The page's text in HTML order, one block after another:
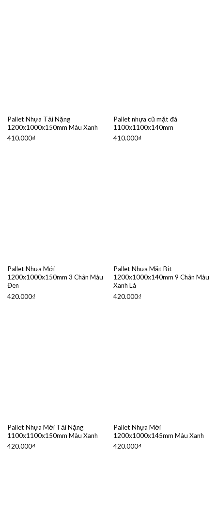
Pallet Nhựa Tải Nặng
1200x1000x150mm Màu Xanh
410.000₫
Pallet nhựa cũ mặt đá
1100x1100x140mm
410.000₫
Pallet Nhựa Mới
1200x1000x150mm 3 Chân Màu
Đen
420.000₫
Pallet Nhựa Mặt Bít
1200x1000x140mm 9 Chân Màu
Xanh Lá
420.000₫
Pallet Nhựa Mới Tải Nặng
1100x1100x150mm Màu Xanh
420.000₫
Pallet Nhựa Mới
1200x1000x145mm Màu Xanh
420.000₫